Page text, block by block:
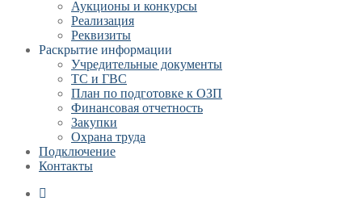
Аукционы и конкурсы
Реализация
Реквизиты
Раскрытие информации
Учредительные документы
ТС и ГВС
План по подготовке к ОЗП
Финансовая отчетность
Закупки
Охрана труда
Подключение
Контакты